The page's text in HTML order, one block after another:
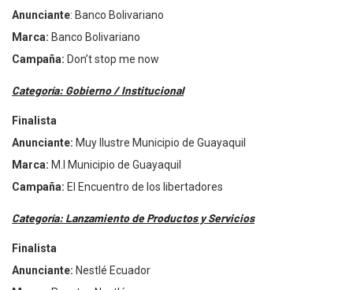
Anunciante: Banco Bolivariano
Marca: Banco Bolivariano
Campaña: Don’t stop me now
Categoría: Gobierno / Institucional
Finalista
Anunciante: Muy Ilustre Municipio de Guayaquil
Marca: M.I Municipio de Guayaquil
Campaña: El Encuentro de los libertadores
Categoría: Lanzamiento de Productos y Servicios
Finalista
Anunciante: Nestlé Ecuador